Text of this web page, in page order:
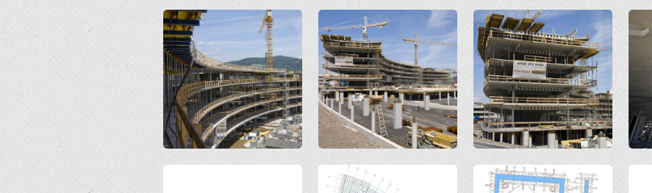
Open Open Open Open
Open Open Open